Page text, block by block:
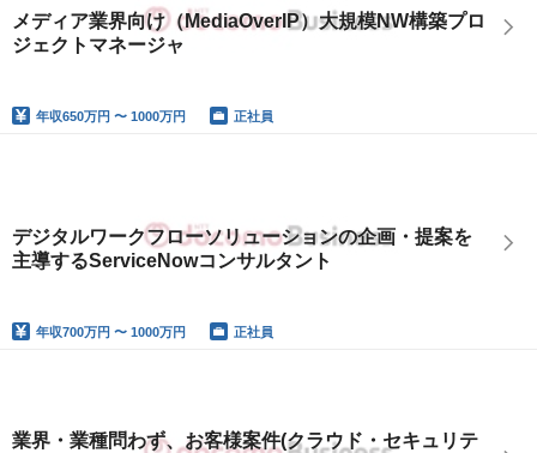
メディア業界向け（MediaOverIP）大規模NW構築プロ
ジェクトマネージャ
年収650万円 〜 1000万円 正社員
デジタルワークフローソリューションの企画・提案を
主導するServiceNowコンサルタント
年収700万円 〜 1000万円 正社員
業界・業種問わず、お客様案件(クラウド・セキュリテ